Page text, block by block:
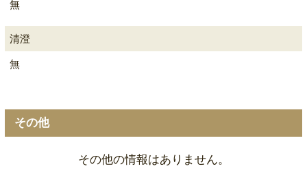
無
清澄
無
その他
その他の情報はありません。